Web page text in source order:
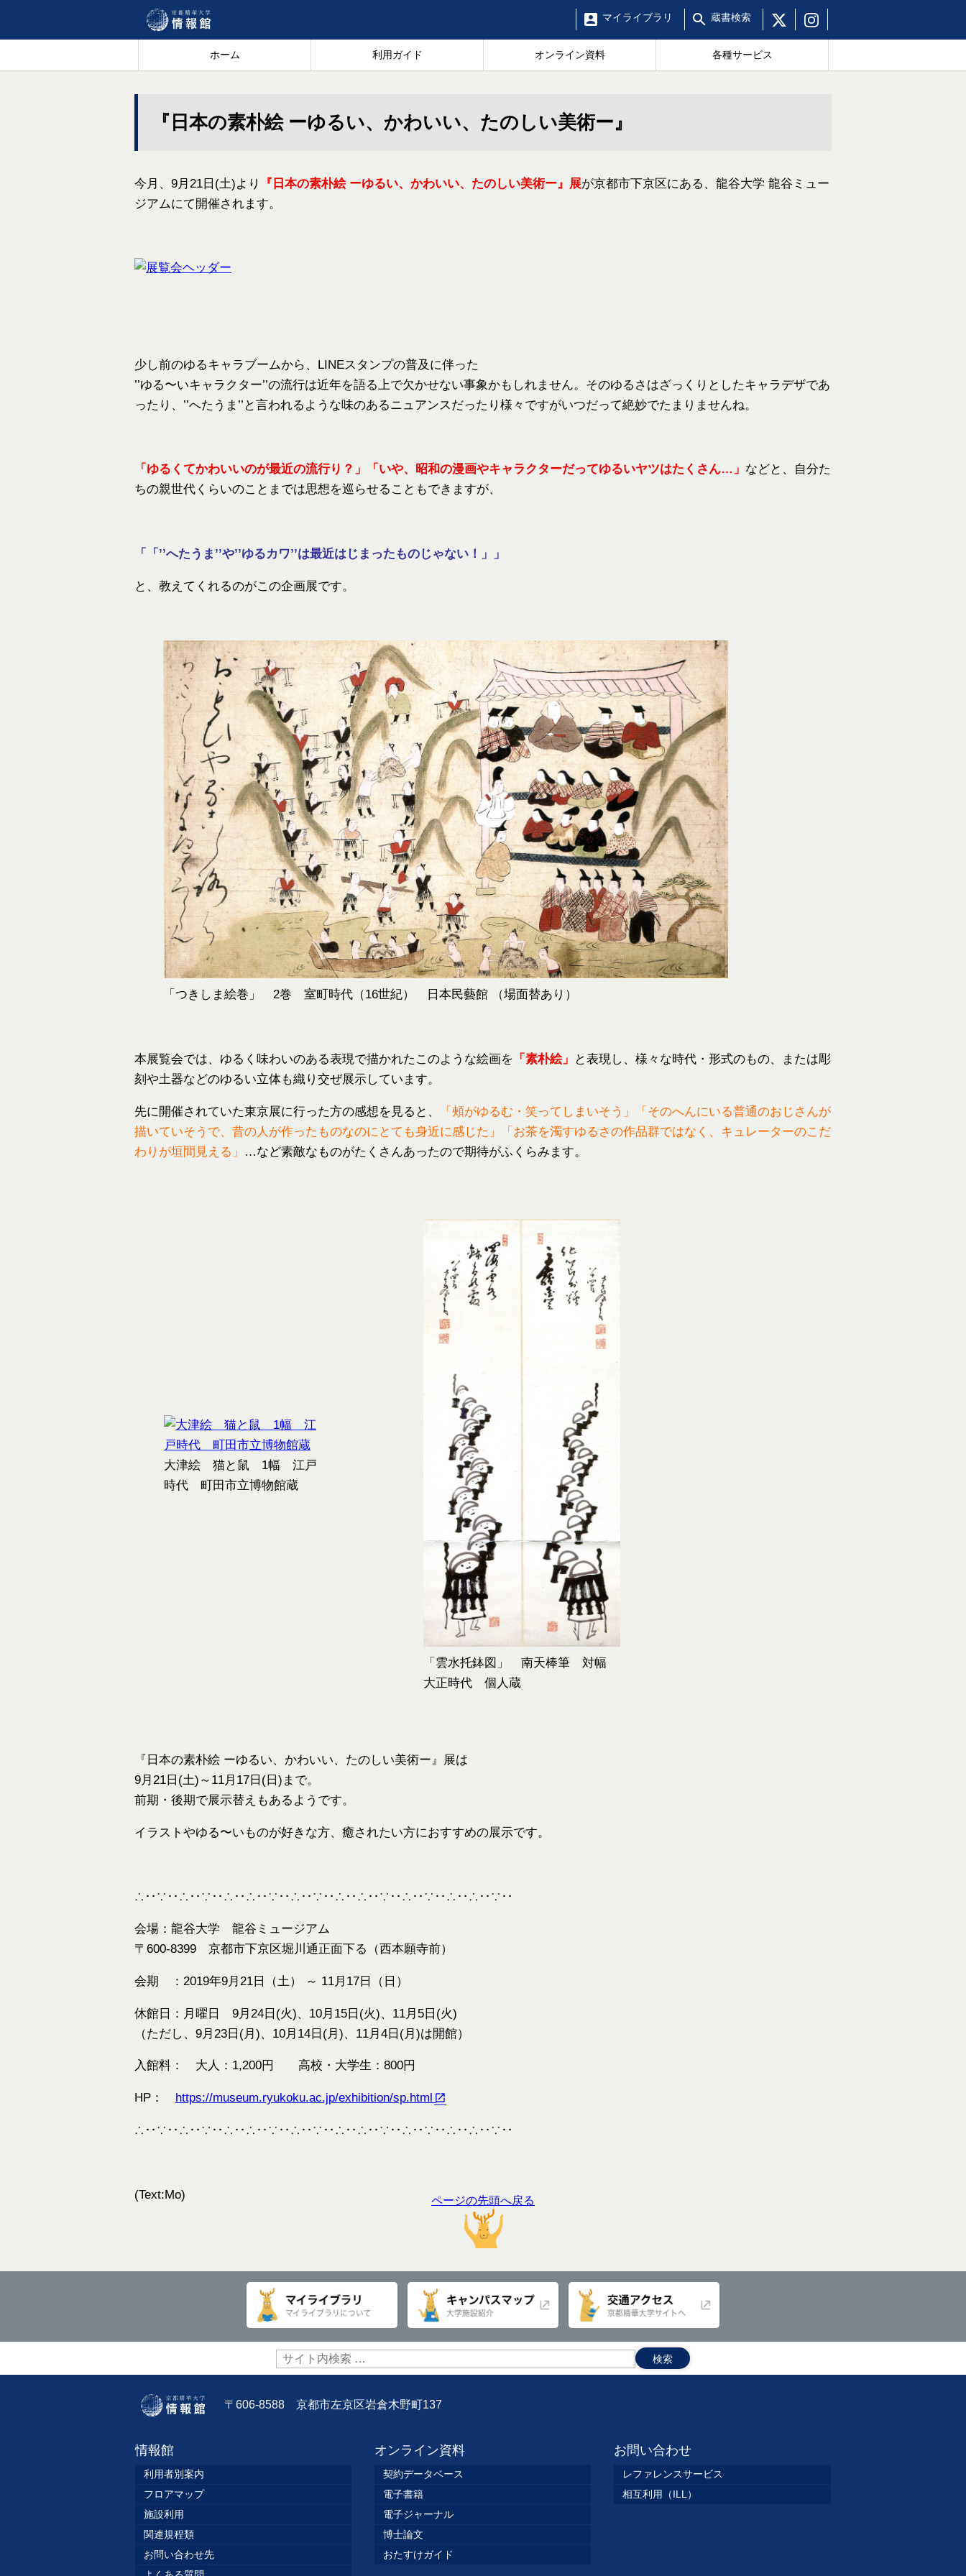
マイライブラリ 蔵書検索
ホーム 利用ガイド オンライン資料 各種サービス
『日本の素朴絵 ーゆるい、かわいい、たのしい美術ー』
今月、9月21日(土)より 『日本の素朴絵 ーゆるい、かわいい、たのしい美術ー』展が京都市下京区にある、龍谷大学 龍谷ミュー
ジアムにて開催されます。
少し前のゆるキャラブームから、LINEスタンプの普及に伴った
’’ゆる〜いキャラクター’’の流行は近年を語る上で欠かせない事象かもしれません。そのゆるさはざっくりとしたキャラデザであ
ったり、’’へたうま’’と言われるような味のあるニュアンスだったり様々ですがいつだって絶妙でたまりませんね。
「ゆるくてかわいいのが最近の流行り？」「いや、昭和の漫画やキャラクターだってゆるいヤツはたくさん…」 などと、自分た
ちの親世代くらいのことまでは思想を巡らせることもできますが、
「「’’へたうま’’や’’ゆるカワ’’は最近はじまったものじゃない！」」
と、教えてくれるのがこの企画展です。
「つきしま絵巻」 2巻 室町時代（16世紀） 日本民藝館 （場面替あり）
本展覧会では、ゆるく味わいのある表現で描かれたこのような絵画を 「素朴絵」
と表現し、様々な時代・形式のもの、または彫
刻や土器などのゆるい立体も織り交ぜ展示しています。
先に開催されていた東京展に行った方の感想を見ると、
「頰がゆるむ・笑ってしまいそう」「そのへんにいる普通のおじさんが
描いていそうで、昔の人が作ったものなのにとても身近に感じた」「お茶を濁すゆるさの作品群ではなく、キュレーターのこだ
わりが垣間見える」
…など素敵なものがたくさんあったので期待がふくらみます。
大津絵 猫と鼠 1幅 江戸
時代 町田市立博物館蔵
「雲水托鉢図」 南天棒筆 対幅
大正時代 個人蔵
『日本の素朴絵 ーゆるい、かわいい、たのしい美術ー』展は
9月21日(土)～11月17日(日)まで。
前期・後期で展示替えもあるようです。
イラストやゆる〜いものが好きな方、癒されたい方におすすめの展示です。
∴‥∵‥∴‥∵‥∴‥∴‥∵‥∴‥∵‥∴‥∴‥∵‥∴‥∵‥∴‥∴‥∵‥
会場：龍谷大学 龍谷ミュージアム
〒600-8399 京都市下京区堀川通正面下る（西本願寺前）
会期 ：2019年9月21日（土） ～ 11月17日（日）
休館日：月曜日 9月24日(火)、10月15日(火)、11月5日(火)
（ただし、9月23日(月)、10月14日(月)、11月4日(月)は開館）
入館料： 大人：1,200円 高校・大学生：800円
HP： https://museum.ryukoku.ac.jp/exhibition/sp.html
∴‥∵‥∴‥∵‥∴‥∴‥∵‥∴‥∵‥∴‥∴‥∵‥∴‥∵‥∴‥ ∴‥∵‥
(Text:Mo) ページの先頭へ戻る
サ
イ
ト
検
〒606-8588 京都市左京区岩倉木野町137
情報館
利用者別案内
フロアマップ
施設利用
関連規程類
お問い合わせ先
オンライン資料
契約データベース
電子書籍
電子ジャーナル
博士論文
おたすけガイド
お問い合わせ
レファレンスサービス
相互利用（ILL）